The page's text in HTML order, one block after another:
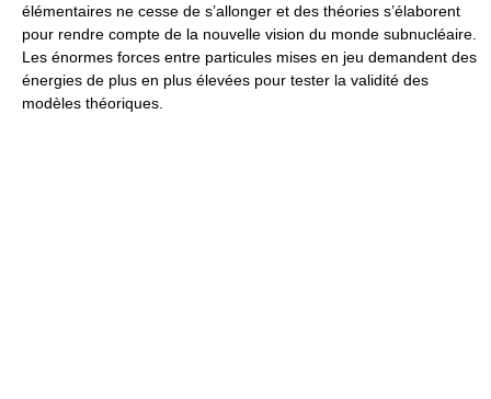
élémentaires ne cesse de s’allonger et des théories s’élaborent
pour rendre compte de la nouvelle vision du monde subnucléaire.
Les énormes forces entre particules mises en jeu demandent des
énergies de plus en plus élevées pour tester la validité des
modèles théoriques.